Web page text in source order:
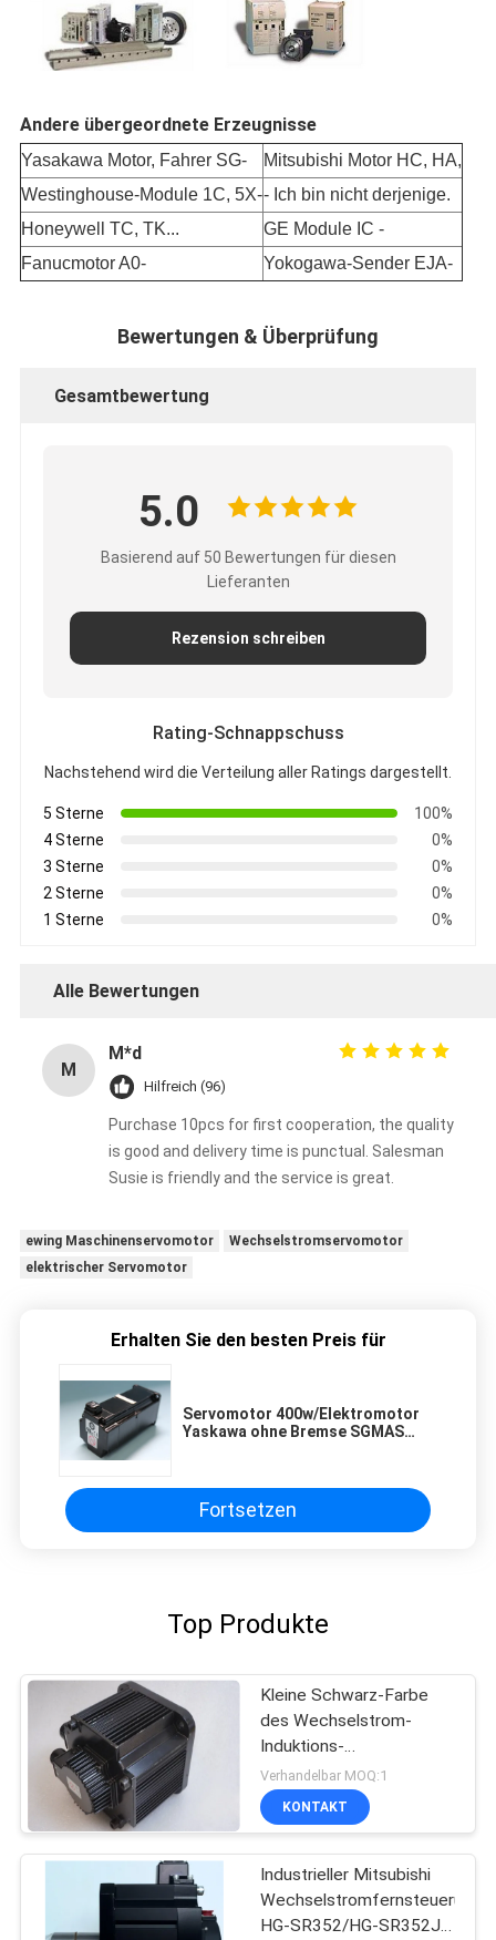
Andere übergeordnete Erzeugnisse
Yasakawa Motor, Fahrer SG-
Mitsubishi Motor HC, HA,
Westinghouse-Module 1C, 5X-- Ich bin nicht derjenige.
Honeywell TC, TK...
GE Module IC -
Fanucmotor A0-
Yokogawa-Sender EJA-
Bewertungen & Überprüfung
Gesamtbewertung
5.0
Basierend auf 50 Bewertungen für diesen
Lieferanten
Rezension schreiben
Rating-Schnappschuss
Nachstehend wird die Verteilung aller Ratings dargestellt.
5 Sterne
100%
4 Sterne
0%
3 Sterne
0%
2 Sterne
0%
1 Sterne
0%
Alle Bewertungen
M
M*d
Hilfreich (96)
Purchase 10pcs for first cooperation, the quality
is good and delivery time is punctual. Salesman
Susie is friendly and the service is great.
ewing Maschinenservomotor
Wechselstromservomotor
elektrischer Servomotor
Erhalten Sie den besten Preis für
Servomotor 400w/Elektromotor
Yaskawa ohne Bremse SGMAS
Fortsetzen
Top Produkte
Kleine Schwarz-Farbe
des Wechselstrom-
Induktions-
Servomotoryaskawa
SGMGH-30ACA21
UTSIH-B17CK
Verhandelbar MOQ:1
KONTAKT
Industrieller Mitsubishi
HG-SR352/HG-SR352J